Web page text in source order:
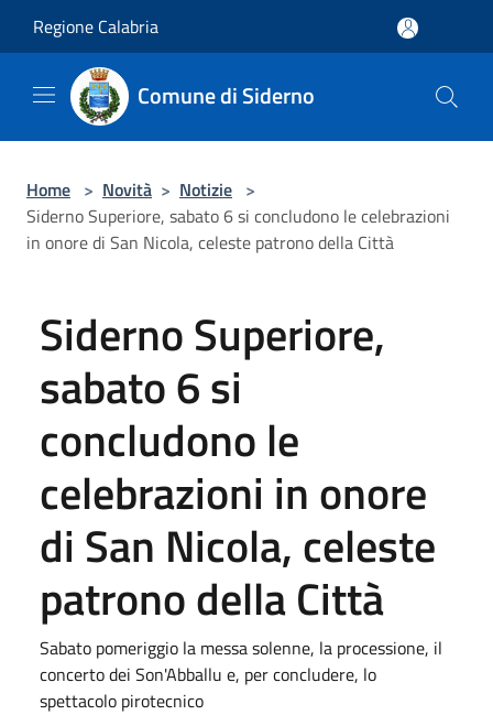
Regione Calabria
Comune di Siderno
Home > Novità > Notizie >
Siderno Superiore, sabato 6 si concludono le celebrazioni
in onore di San Nicola, celeste patrono della Città
Siderno Superiore,
sabato 6 si
concludono le
celebrazioni in onore
di San Nicola, celeste
patrono della Città
Sabato pomeriggio la messa solenne, la processione, il
concerto dei Son'Abballu e, per concludere, lo
spettacolo pirotecnico